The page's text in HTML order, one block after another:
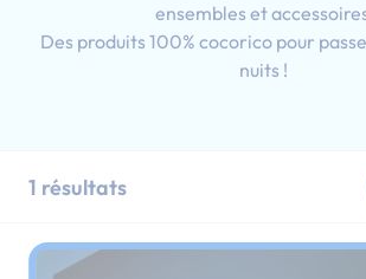
ensembles et
Des produits 100% cocorico pour
nuits !
1 résultats